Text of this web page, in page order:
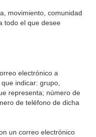
movimiento, comunidad
todo el que desee
electrónico a
que indicar: grupo,
representa; número de
de teléfono de dicha
un correo electrónico